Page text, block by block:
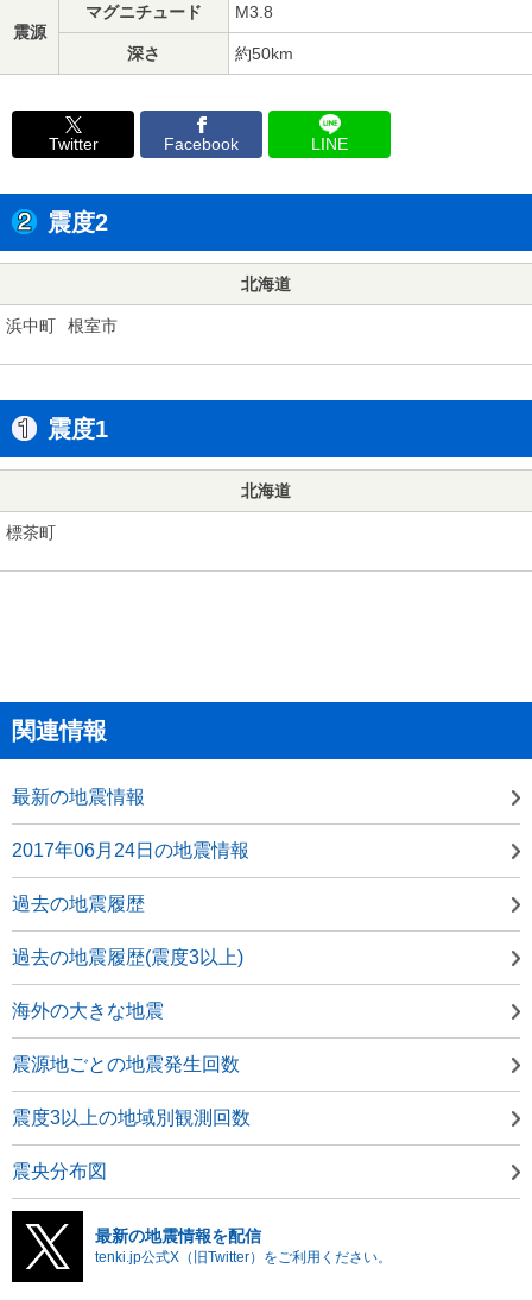
震源
マグニチュード M3.8
深さ 約50km
Twitter Facebook LINE
震度2
北海道
浜中町 根室市
震度1
北海道
標茶町
関連情報
最新の地震情報
2017年06月24日の地震情報
過去の地震履歴
過去の地震履歴(震度3以上)
海外の大きな地震
震源地ごとの地震発生回数
震度3以上の地域別観測回数
震央分布図
最新の地震情報を配信
tenki.jp公式X（旧Twitter）をご利用ください。